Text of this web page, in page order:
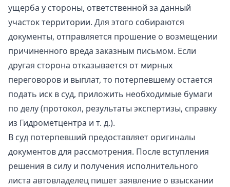
ущерба у стороны, ответственной за данный
участок территории. Для этого собираются
документы, отправляется прошение о возмещении
причиненного вреда заказным письмом. Если
другая сторона отказывается от мирных
переговоров и выплат, то потерпевшему остается
подать иск в суд, приложить необходимые бумаги
по делу (протокол, результаты экспертизы, справку
из Гидрометцентра и т. д.).
В суд потерпевший предоставляет оригиналы
документов для рассмотрения. После вступления
решения в силу и получения исполнительного
листа автовладелец пишет заявление о взыскании